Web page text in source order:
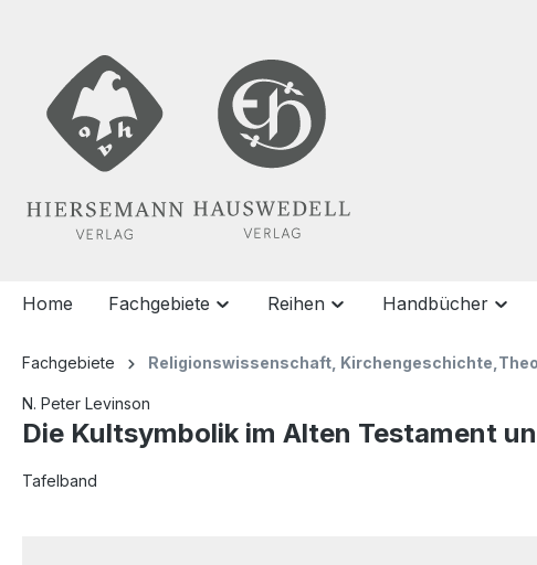
Home Fachgebiete Reihen Handbücher
Fachgebiete Religionswissenschaft,
N. Peter Levinson
Die Kultsymbolik im Alten Testament
Tafelband